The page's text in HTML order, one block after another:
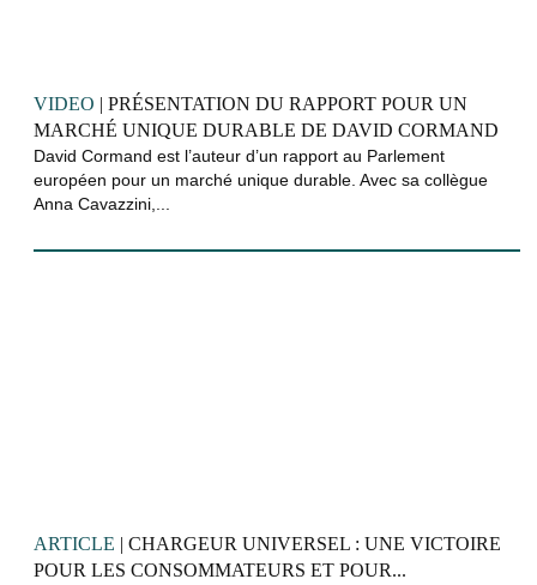
VIDEO | PRÉSENTATION DU RAPPORT POUR UN
MARCHÉ UNIQUE DURABLE DE DAVID CORMAND
David Cormand est l’auteur d’un rapport au Parlement
européen pour un marché unique durable. Avec sa collègue
Anna Cavazzini,...
ARTICLE | CHARGEUR UNIVERSEL : UNE VICTOIRE
POUR LES CONSOMMATEURS ET POUR...